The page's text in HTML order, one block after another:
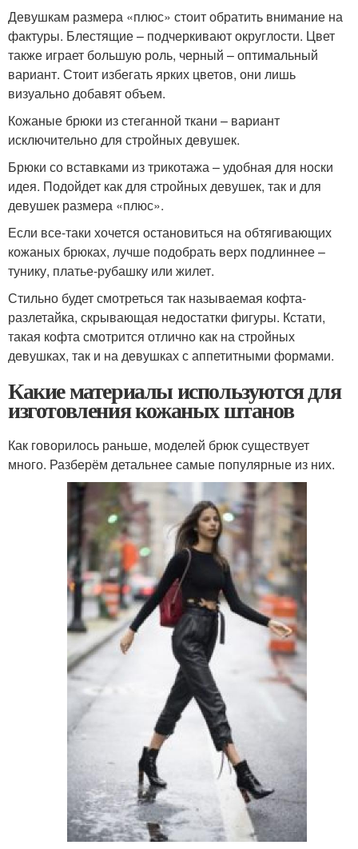
Девушкам размера «плюс» стоит обратить внимание на
фактуры. Блестящие – подчеркивают округлости. Цвет
также играет большую роль, черный – оптимальный
вариант. Стоит избегать ярких цветов, они лишь
визуально добавят объем.
Кожаные брюки из стеганной ткани – вариант
исключительно для стройных девушек.
Брюки со вставками из трикотажа – удобная для носки
идея. Подойдет как для стройных девушек, так и для
девушек размера «плюс».
Если все-таки хочется остановиться на обтягивающих
кожаных брюках, лучше подобрать верх подлиннее –
тунику, платье-рубашку или жилет.
Стильно будет смотреться так называемая кофта-
разлетайка, скрывающая недостатки фигуры. Кстати,
такая кофта смотрится отлично как на стройных
девушках, так и на девушках с аппетитными формами.
Какие материалы используются для
изготовления кожаных штанов
Как говорилось раньше, моделей брюк существует
много. Разберём детальнее самые популярные из них.